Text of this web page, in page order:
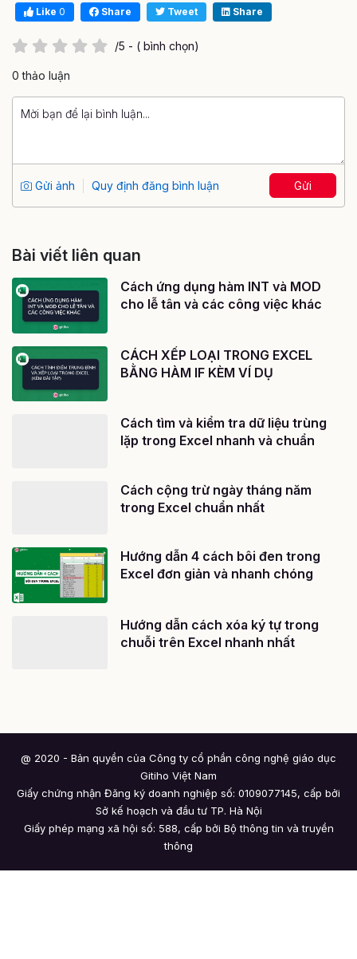
Like 0 Share Tweet Share
/5 - ( bình chọn)
0 thảo luận
Gửi ảnh Quy định đăng bình luận Gửi
Bài viết liên quan
Cách ứng dụng hàm INT và MOD
cho lễ tân và các công việc khác
CÁCH XẾP LOẠI TRONG EXCEL
BẰNG HÀM IF KÈM VÍ DỤ
Cách tìm và kiểm tra dữ liệu trùng
lặp trong Excel nhanh và chuẩn
Cách cộng trừ ngày tháng năm
trong Excel chuẩn nhất
Hướng dẫn 4 cách bôi đen trong
Excel đơn giản và nhanh chóng
Hướng dẫn cách xóa ký tự trong
chuỗi trên Excel nhanh nhất
@ 2020 - Bản quyền của Công ty cổ phần công nghệ giáo dục
Gitiho Việt Nam
Giấy chứng nhận Đăng ký doanh nghiệp số: 0109077145, cấp bởi
Sở kế hoạch và đầu tư TP. Hà Nội
Giấy phép mạng xã hội số: 588, cấp bởi Bộ thông tin và truyền
thông